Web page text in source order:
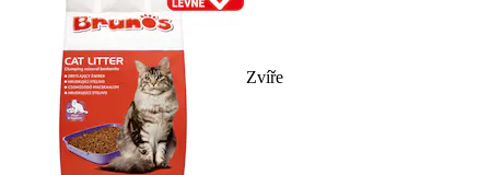
Zvíře